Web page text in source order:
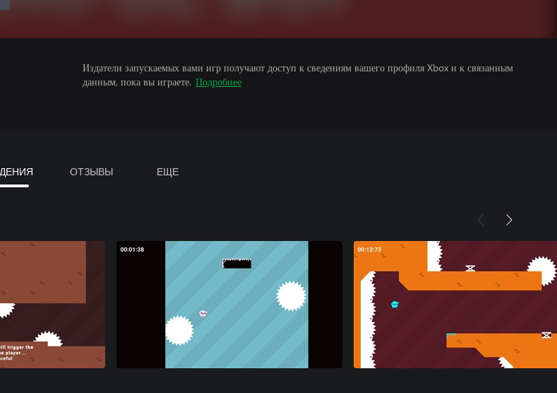
Издатели запускаемых вами игр получают доступ к сведениям вашего профиля Xbox и к связанным
данным, пока вы играете. Подробнее
ОТЗЫВЫ ЕЩЕ